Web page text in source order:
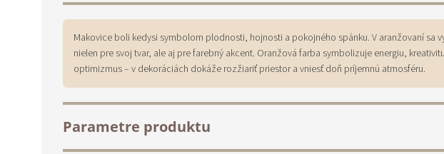
Makovice boli kedysi symbolom plodnosti, hojnosti a pokojného spánku. V aranžovaní sa
nielen pre svoj tvar, ale aj pre farebný akcent. Oranžová farba symbolizuje energiu,
optimizmus – v dekoráciách dokáže rozžiariť priestor a vniesť doň príjemnú atmosféru.
Parametre produktu